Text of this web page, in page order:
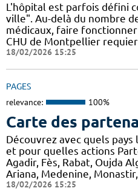
L'hôpital est parfois défini
ville". Au-delà du nombre
médicaux, faire
CHU de Montpellier
18/02/2026 15:25
PAGES
relevance: 100%
Carte des
Découvrez avec quels pays
et pour quelles actions
Agadir, Fès, Rabat, Oujda
Ariana, Medenine,
18/02/2026 15:25